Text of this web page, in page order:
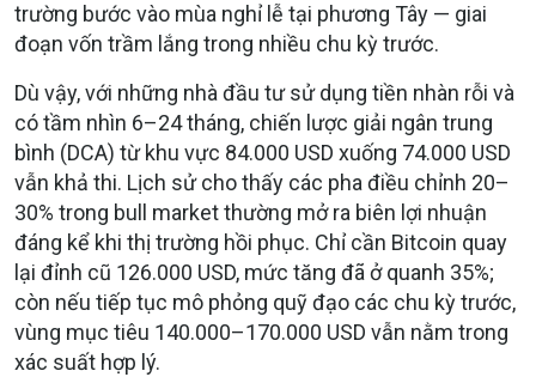
trường bước vào mùa nghỉ lễ tại phương Tây — giai
đoạn vốn trầm lắng trong nhiều chu kỳ trước.
Dù vậy, với những nhà đầu tư sử dụng tiền nhàn rỗi và
có tầm nhìn 6–24 tháng, chiến lược giải ngân trung
bình (DCA) từ khu vực 84.000 USD xuống 74.000 USD
vẫn khả thi. Lịch sử cho thấy các pha điều chỉnh 20–
30% trong bull market thường mở ra biên lợi nhuận
đáng kể khi thị trường hồi phục. Chỉ cần Bitcoin quay
lại đỉnh cũ 126.000 USD, mức tăng đã ở quanh 35%;
còn nếu tiếp tục mô phỏng quỹ đạo các chu kỳ trước,
vùng mục tiêu 140.000–170.000 USD vẫn nằm trong
xác suất hợp lý.